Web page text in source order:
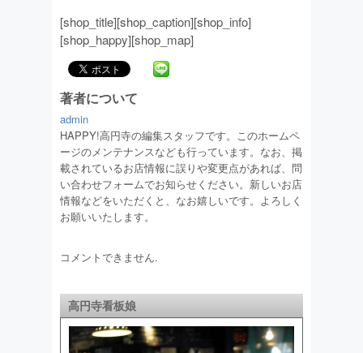
[shop_title][shop_caption][shop_info]
[shop_happy][shop_map]
著者について
admin
HAPPY!高円寺の編集スタッフです。このホームペ
ージのメンテナンスなども行っています。なお、掲
載されているお店情報に誤りや変更点があれば、問
い合わせフォームでお知らせください。新しいお店
情報などをいただくと、なお嬉しいです。よろしく
お願いいたします。
コメントできません.
高円寺看板娘